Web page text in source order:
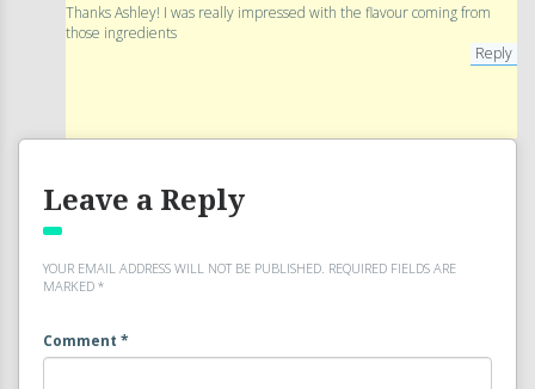
Anti-Spam by CleanTalk
Thanks Ashley! I was really impressed with the flavour coming from
those ingredients
Reply
Leave a Reply
YOUR EMAIL ADDRESS WILL NOT BE PUBLISHED. REQUIRED FIELDS ARE
MARKED *
Comment *